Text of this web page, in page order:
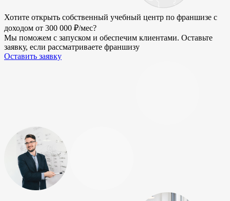
Хотите открыть собственный учебный центр по франшизе с
доходом от 300 000 ₽/мес?
Мы поможем с запуском и обеспечим клиентами. Оставьте
заявку, если рассматриваете франшизу
Оставить заявку